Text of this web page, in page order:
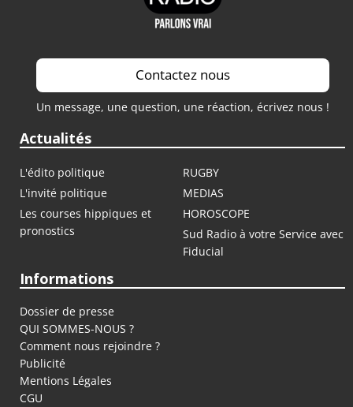
Contactez nous
Un message, une question, une réaction, écrivez nous !
Actualités
L'édito politique
RUGBY
L'invité politique
MEDIAS
Les courses hippiques et
pronostics
HOROSCOPE
Sud Radio à votre Service avec
Fiducial
Informations
Dossier de presse
QUI SOMMES-NOUS ?
Comment nous rejoindre ?
Publicité
Mentions Légales
CGU